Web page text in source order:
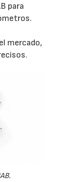
para
mercado,